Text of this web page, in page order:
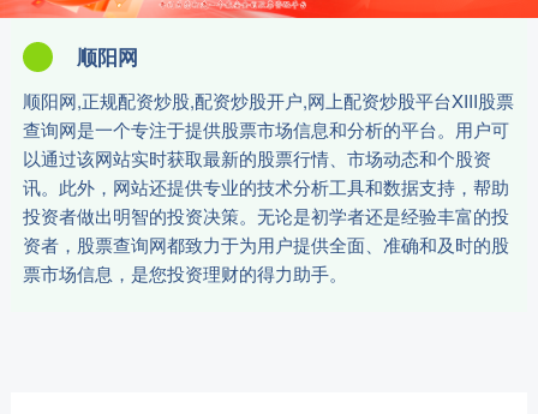
顺阳网
顺阳网,正规配资炒股,配资炒股开户,网上配资炒股平台XIII‌股票
查询网是一个专注于提供股票市场信息和分析的平台。用户可
以通过该网站实时获取最新的股票行情、市场动态和个股资
讯。此外，网站还提供专业的技术分析工具和数据支持，帮助
投资者做出明智的投资决策。无论是初学者还是经验丰富的投
资者，股票查询网都致力于为用户提供全面、准确和及时的股
票市场信息，是您投资理财的得力助手。